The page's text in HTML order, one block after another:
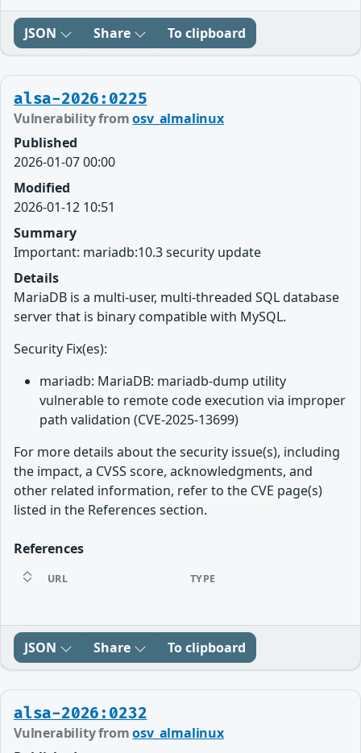
JSON Share To clipboard
alsa-2026:0225
Vulnerability fromosv_almalinux
Published
2026-01-07 00:00
Modified
2026-01-12 10:51
Summary
Important: mariadb:10.3 security update
Details
MariaDB is a multi-user, multi-threaded SQL database
server that is binary compatible with MySQL.
Security Fix(es):
mariadb: MariaDB: mariadb-dump utility
vulnerable to remote code execution via improper
path validation (CVE-2025-13699)
For more details about the security issue(s), including
the impact, a CVSS score, acknowledgments, and
other related information, refer to the CVE page(s)
listed in the References section.
References
URL TYPE
JSON Share To clipboard
alsa-2026:0232
Vulnerability fromosv_almalinux